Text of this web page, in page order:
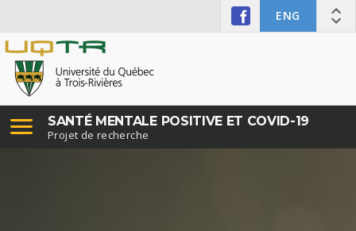
ENG
SANTÉ MENTALE POSITIVE ET COVID-19
Projet de recherche